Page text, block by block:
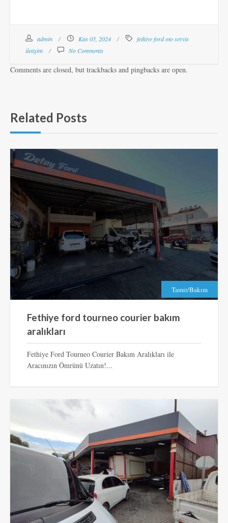
admin Kas 05, 2024
fethiye ford oto servis
iletişim
No Comments
Comments are closed, but trackbacks and pingbacks are open.
Related Posts
Tamir/Bakım
Fethiye ford tourneo courier bakım
aralıkları
Fethiye Ford Tourneo Courier Bakım Aralıkları ile
Aracınızın Ömrünü Uzatın!...